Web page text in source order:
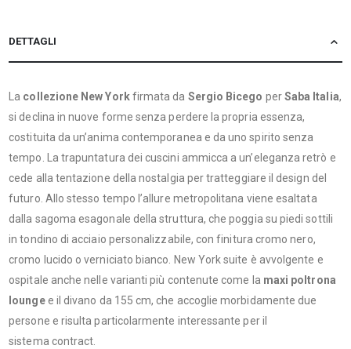
DETTAGLI
La collezione New Yorkfirmata da Sergio Bicego perSaba Italia,
si declina in nuove forme senza perdere la propria essenza,
costituita da un’anima contemporanea e da uno spirito senza
tempo. La trapuntatura dei cuscini ammicca a un’eleganza retrò e
cede alla tentazione della nostalgia per tratteggiare il design del
futuro. Allo stesso tempo l’allure metropolitana viene esaltata
dalla sagoma esagonale della struttura, che poggia su piedi sottili
in tondino di acciaio personalizzabile, con finitura cromo nero,
cromo lucido o verniciato bianco. New York suite è avvolgente e
ospitale anche nelle varianti più contenute come la maxi poltrona
loungee il divano da 155 cm, che accoglie morbidamente due
persone e risulta particolarmente interessante per il
sistema contract.